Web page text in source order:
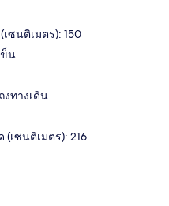
ซนติเมตร): 150
ข็น
ทางเดิน
เซนติเมตร): 216